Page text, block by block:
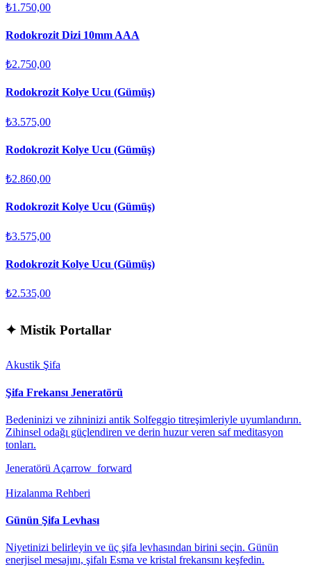
₺1.750,00
Rodokrozit Dizi 10mm AAA
₺2.750,00
Rodokrozit Kolye Ucu (Gümüş)
₺3.575,00
Rodokrozit Kolye Ucu (Gümüş)
₺2.860,00
Rodokrozit Kolye Ucu (Gümüş)
₺3.575,00
Rodokrozit Kolye Ucu (Gümüş)
₺2.535,00
✦ Mistik Portallar
Akustik Şifa
Şifa Frekansı Jeneratörü
Bedeninizi ve zihninizi antik Solfeggio titreşimleriyle uyumlandırın.
Zihinsel odağı güçlendiren ve derin huzur veren saf meditasyon
tonları.
Jeneratörü Açarrow_forward
Hizalanma Rehberi
Günün Şifa Levhası
Niyetinizi belirleyin ve üç şifa levhasından birini seçin. Günün
enerjisel mesajını, şifalı Esma ve kristal frekansını keşfedin.